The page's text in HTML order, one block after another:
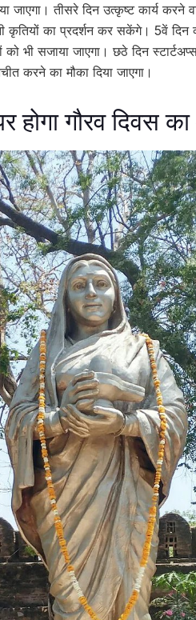
जाएगा। तीसरे दिन उत्कृष्ट कार्य करने
कृतियों का प्रदर्शन कर सकेंगे। 5वें दिन
भी सजाया जाएगा। छठे दिन
करने का मौका दिया जाएगा।
होगा गौरव दिवस